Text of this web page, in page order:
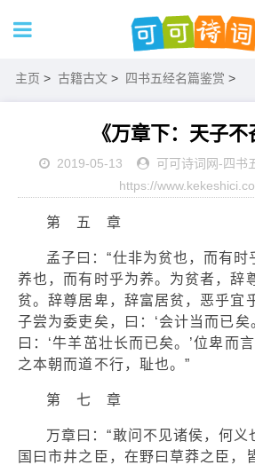
主页 > 古籍古文 > 四书五经名篇鉴赏 >
《万章下：天子不
2019-05-13 可可诗词网-四书
https://
第 五 章
孟子曰：“仕非为贫也，而有时
养也，而有时乎为养。为贫者，辞
贫。辞尊居卑，辞富居贫，恶乎宜
子尝为委吏矣，曰：‘会计当而已矣
曰：‘牛羊茁壮长而已矣。’位卑而
之本朝而道不行，耻也。”
第 七 章
万章曰：“敢问不见诸侯，何义
国曰市井之臣，在野曰草莽之臣，